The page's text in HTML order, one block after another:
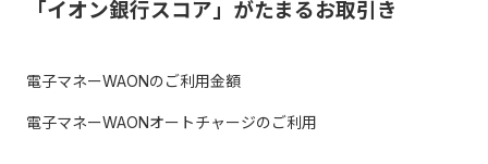
「イオン銀行スコア」がたまるお取引き
電子マネーWAONのご利用金額
電子マネーWAONオートチャージのご利用